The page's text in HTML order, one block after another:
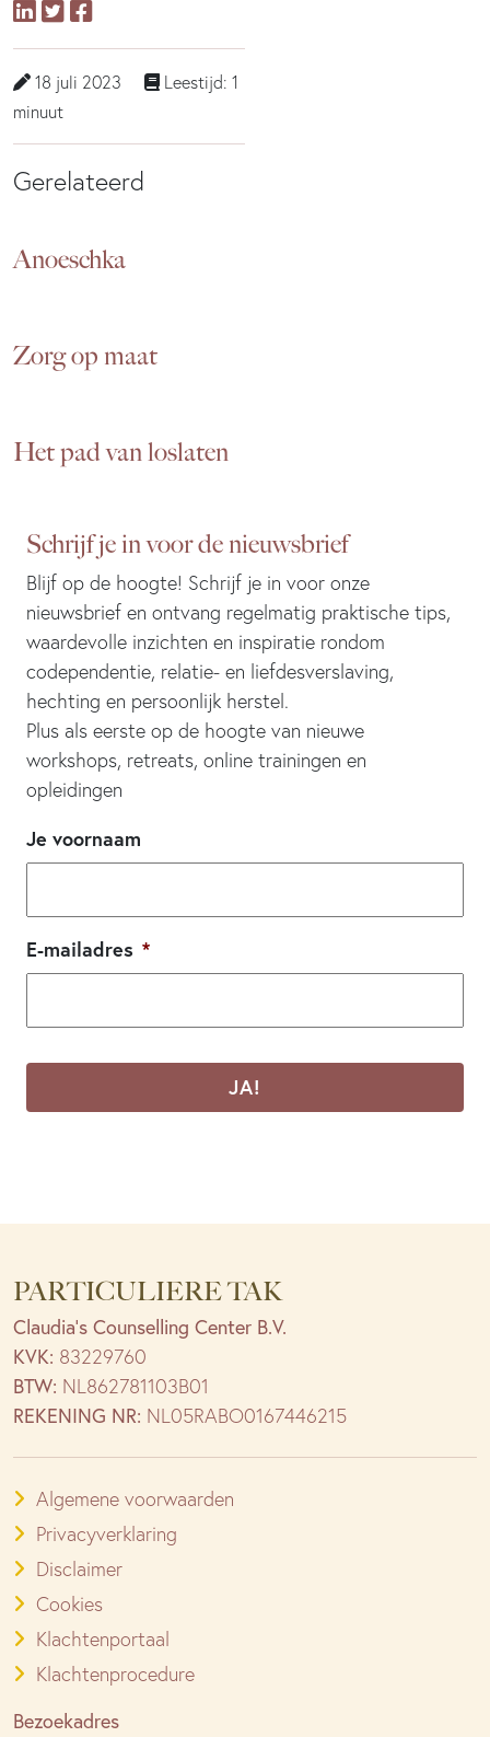
18 juli 2023
Leestijd: 1
minuut
Gerelateerd
Anoeschka
Zorg op maat
Het pad van loslaten
Schrijf je in voor de nieuwsbrief
Blijf op de hoogte! Schrijf je in voor onze
nieuwsbrief en ontvang regelmatig praktische tips,
waardevolle inzichten en inspiratie rondom
codependentie, relatie- en liefdesverslaving,
hechting en persoonlijk herstel.
Plus als eerste op de hoogte van nieuwe
workshops, retreats, online trainingen en
opleidingen
Je voornaam
E-mailadres *
CAPTCHA
PARTICULIERE TAK
Claudia’s Counselling Center B.V.
KVK: 83229760
BTW: NL862781103B01
REKENING NR: NL05RABO0167446215
Algemene voorwaarden
Privacyverklaring
Disclaimer
Cookies
Klachtenportaal
Klachtenprocedure
Bezoekadres